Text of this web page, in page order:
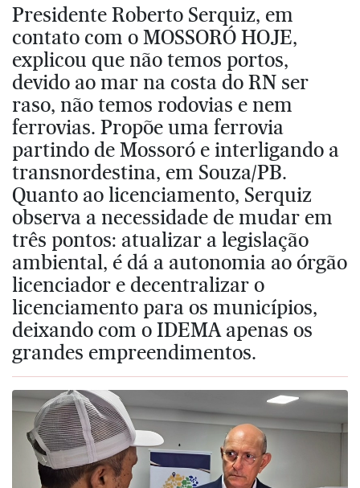
Presidente Roberto Serquiz, em
contato com o MOSSORÓ HOJE,
explicou que não temos portos,
devido ao mar na costa do RN ser
raso, não temos rodovias e nem
ferrovias. Propõe uma ferrovia
partindo de Mossoró e interligando a
transnordestina, em Souza/PB.
Quanto ao licenciamento, Serquiz
observa a necessidade de mudar em
três pontos: atualizar a legislação
ambiental, é dá a autonomia ao órgão
licenciador e decentralizar o
licenciamento para os municípios,
deixando com o IDEMA apenas os
grandes empreendimentos.